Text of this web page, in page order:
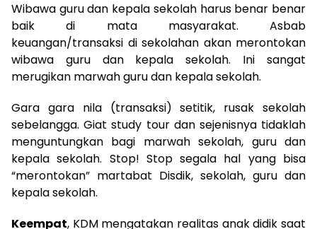
Wibawa guru dan kepala sekolah harus benar benar
baik di mata masyarakat. Asbab
keuangan/transaksi di sekolahan akan merontokan
wibawa guru dan kepala sekolah. Ini sangat
merugikan marwah guru dan kepala sekolah.
Gara gara nila (transaksi) setitik, rusak sekolah
sebelangga. Giat study tour dan sejenisnya tidaklah
menguntungkan bagi marwah sekolah, guru dan
kepala sekolah. Stop! Stop segala hal yang bisa
“merontokan” martabat Disdik, sekolah, guru dan
kepala sekolah.
Keempat, KDM mengatakan realitas anak didik saat